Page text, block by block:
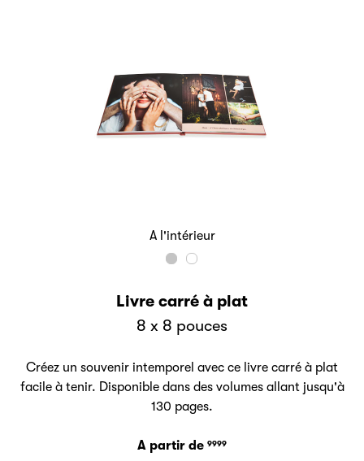
A l'intérieur
Livre carré à plat
8 x 8 pouces
Créez un souvenir intemporel avec ce livre carré à plat
facile à tenir. Disponible dans des volumes allant jusqu'à
130 pages.
A partir de 9999